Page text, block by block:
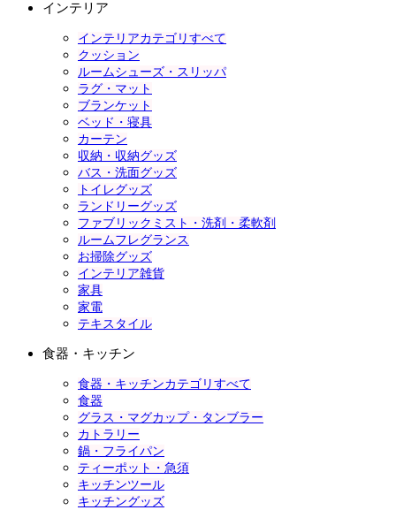
インテリア
インテリアカテゴリすべて
クッション
ルームシューズ・スリッパ
ラグ・マット
ブランケット
ベッド・寝具
カーテン
収納・収納グッズ
バス・洗面グッズ
トイレグッズ
ランドリーグッズ
ファブリックミスト・洗剤・柔軟剤
ルームフレグランス
お掃除グッズ
インテリア雑貨
家具
家電
テキスタイル
食器・キッチン
食器・キッチンカテゴリすべて
食器
グラス・マグカップ・タンブラー
カトラリー
鍋・フライパン
ティーポット・急須
キッチンツール
キッチングッズ